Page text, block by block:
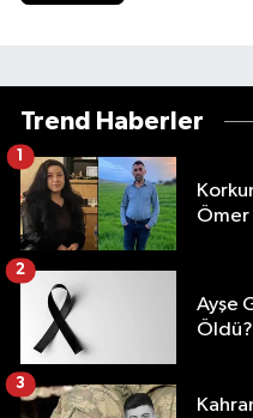
Trend Haberler
Ömer
1
Ayşe
Öldü?
2
3